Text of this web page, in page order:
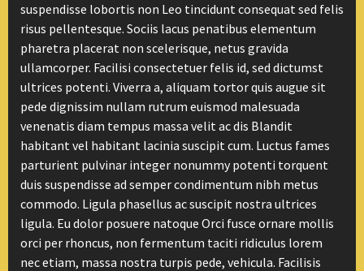
suspendisse lobortis non Leo tincidunt consequat sed felis
risus pellentesque. Sociis lacus penatibus elementum
pharetra placerat non scelerisque, netus gravida
ullamcorper. Facilisi consectetuer felis id, sed dictumst
ultrices potenti. Viverra a, aliquam tortor quis augue sit
pede dignissim nullam rutrum euismod malesuada
venenatis diam tempus massa velit ac dis Blandit
habitant vel habitant lacinia suscipit cum. Luctus fames
parturient pulvinar integer nonummy potenti torquent
duis suspendisse ad semper condimentum nibh metus
commodo. Ligula phasellus ac suscipit nostra ultrices
ligula. Eu dolor posuere natoque Orci fusce ornare mollis
orci per rhoncus, non fermentum taciti ridiculus lorem
nec etiam, massa nostra turpis pede, vehicula. Facilisis